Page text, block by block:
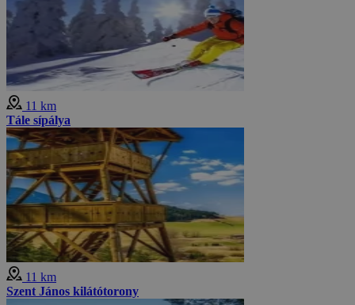
11 km
Tále sípálya
11 km
Szent János kilátótorony